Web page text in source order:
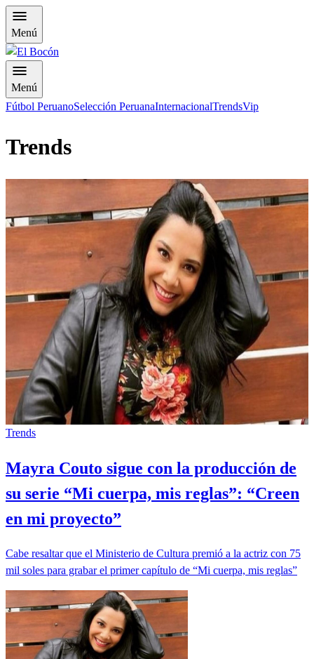
Menú
Menú
Fútbol PeruanoSelección PeruanaInternacionalTrendsVip
Trends
Trends
Mayra Couto sigue con la producción de
su serie “Mi cuerpa, mis reglas”: “Creen
en mi proyecto”
Cabe resaltar que el Ministerio de Cultura premió a la actriz con 75
mil soles para grabar el primer capítulo de “Mi cuerpa, mis reglas”